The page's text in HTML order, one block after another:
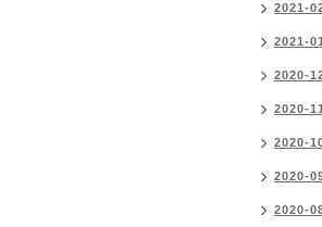
2021-
2021-
2020-
2020-
2020-
2020-
2020-